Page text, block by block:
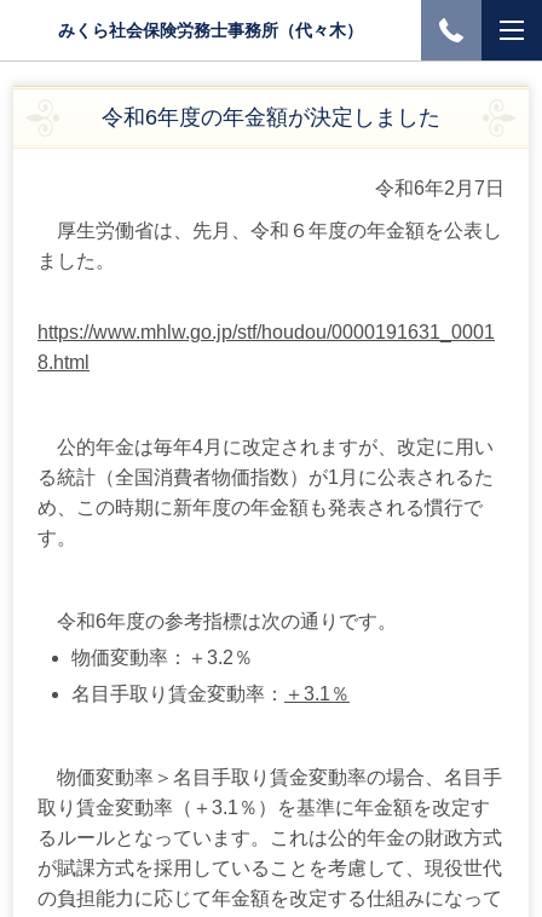
みくら社会保険労務士事務所（代々木）
令和6年度の年金額が決定しました
令和6年2月7日
厚生労働省は、先月、令和６年度の年金額を公表し
ました。
https://www.mhlw.go.jp/stf/houdou/0000191631_0001
8.html
公的年金は毎年4月に改定されますが、改定に用い
る統計（全国消費者物価指数）が1 月に公表されるた
め、この時期に新年度の年金額も発表される慣行で
す。
令和6年度の参考指標は次の通りです。
物価変動率：＋3.2 ％
名目手取り賃金変動率：
＋3.1 ％
物価変動率＞名目手取り賃金変動率の場合、名目手
取り賃金変動率（＋3.1 ％）を基準に年金額を改定す
るルールとなっています。これは公的年金の財政方式
が賦課方式を採用していることを考慮して、現役世代
の負担能力に応じて年金額を改定する仕組みになって